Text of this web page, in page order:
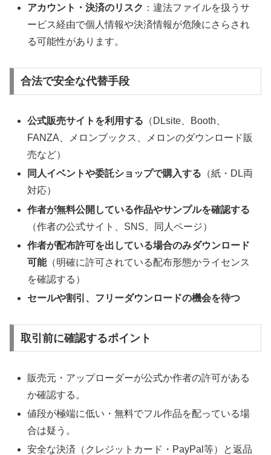
アカウント・決済のリスク ：違法ファイルを扱うサ
ービス経由で個人情報や決済情報が危険にさらされ
る可能性があります。
合法で安全な代替手段
公式販売サイトを利用する （DLsite、Booth、
FANZA、メロンブックス、メロンのダウンロード販
売など）
同人イベントや委託ショップで購入する （紙・DL両
対応）
作者が無料公開している作品やサンプルを確認する
（作者の公式サイト、SNS、同人ページ）
作者が配布許可を出している場合のみダウンロード
可能（明確に許可されている配布形態かライセンス
を確認する）
セールや割引、フリーダウンロードの機会を待つ
取引前に確認するポイント
販売元・アップローダーが公式か作者の許可がある
か確認する。
値段が極端に低い・無料でフル作品を配っている場
合は疑う。
安全な決済（クレジットカード・PayPal等）と返品